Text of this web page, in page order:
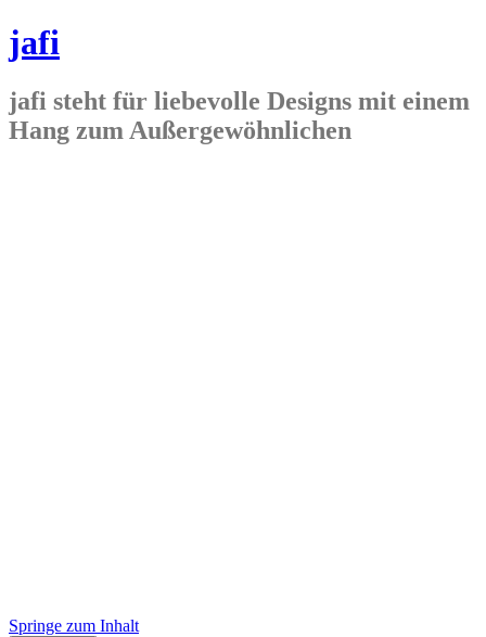
jafi
jafi steht für liebevolle Designs mit einem
Hang zum Außergewöhnlichen
Springe zum Inhalt